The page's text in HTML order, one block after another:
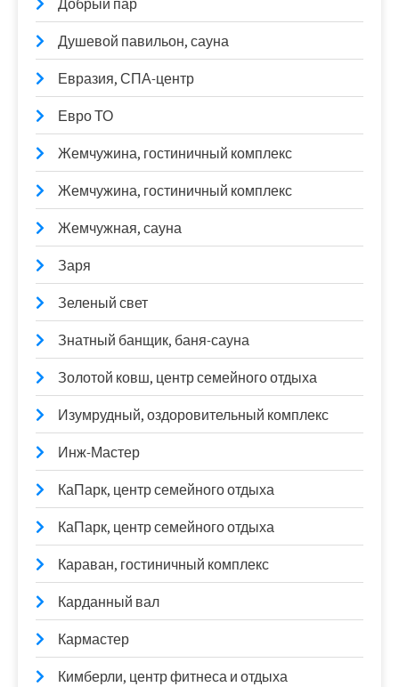
Добрый пар
Душевой павильон, сауна
Евразия, СПА-центр
Евро ТО
Жемчужина, гостиничный комплекс
Жемчужина, гостиничный комплекс
Жемчужная, сауна
Заря
Зеленый свет
Знатный банщик, баня-сауна
Золотой ковш, центр семейного отдыха
Изумрудный, оздоровительный комплекс
Инж-Мастер
КаПарк, центр семейного отдыха
КаПарк, центр семейного отдыха
Караван, гостиничный комплекс
Карданный вал
Кармастер
Кимберли, центр фитнеса и отдыха